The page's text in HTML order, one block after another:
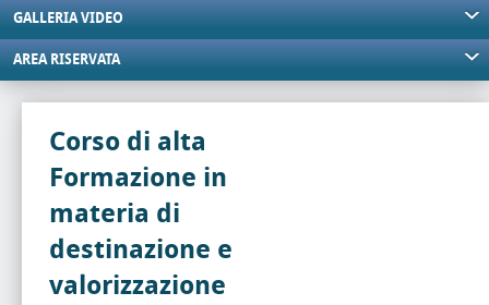
GALLERIA VIDEO
AREA RISERVATA
Corso di alta
Formazione in
materia di
destinazione e
valorizzazione